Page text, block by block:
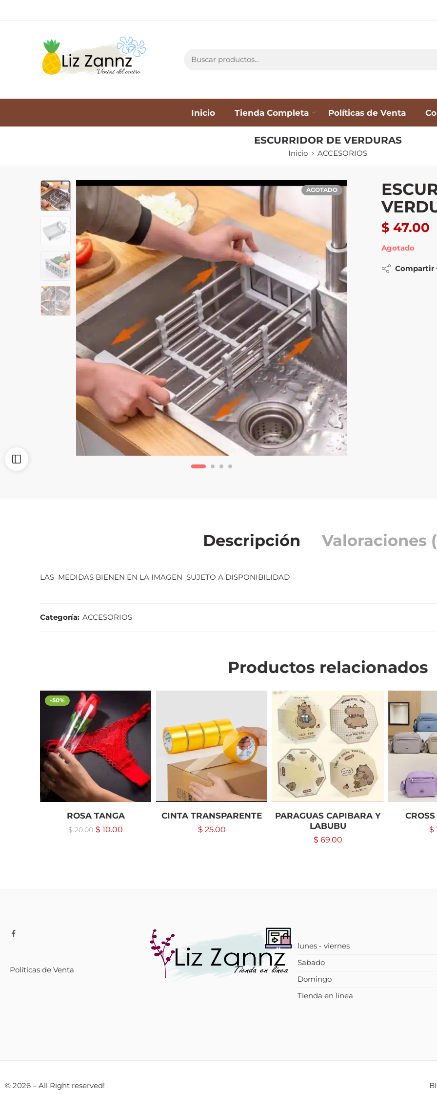
Inicio Tienda Completa Políticas de Venta
ESCURRIDOR DE VERDURAS
Inicio ACCESORIOS
AGOTADO
$ 47.00
Agotado
Compartir
Descripción Valoraciones
LAS MEDIDAS BIENEN EN LA IMAGEN SUJETO A DISPONIBILIDAD
Categoría: ACCESORIOS
Productos relacionados
-50%
ROSA TANGA
$20.00 $ 10.00
CINTA TRANSPARENTE
$ 25.00
PARAGUAS CAPIBARA Y
LABUBU
$ 69.00
$
Políticas de Venta
lunes - viernes
Sabado
Domingo
Tienda en linea
© 2026 – All Right reserved!